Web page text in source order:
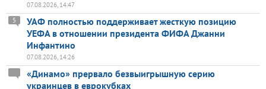
07.08.2026, 14:47
УАФ полностью поддерживает жесткую позицию
УЕФА в отношении президента ФИФА Джанни
Инфантино
5
07.08.2026, 14:26
«Динамо» прервало безвыигрышную серию
украинцев в еврокубках